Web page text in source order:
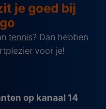
je goed bij
tennis? Dan hebben
voor je!
op kanaal 14